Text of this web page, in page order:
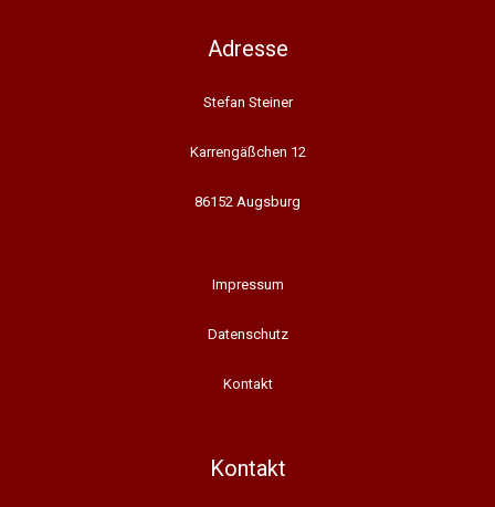
Adresse
Stefan Steiner
Karrengäßchen 12
86152 Augsburg
Impressum
Datenschutz
Kontakt
Kontakt